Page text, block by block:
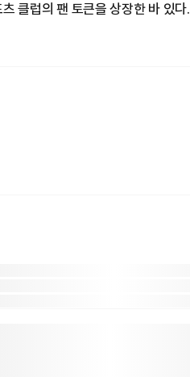
클럽의 팬 토큰을 상장한 바 있다.